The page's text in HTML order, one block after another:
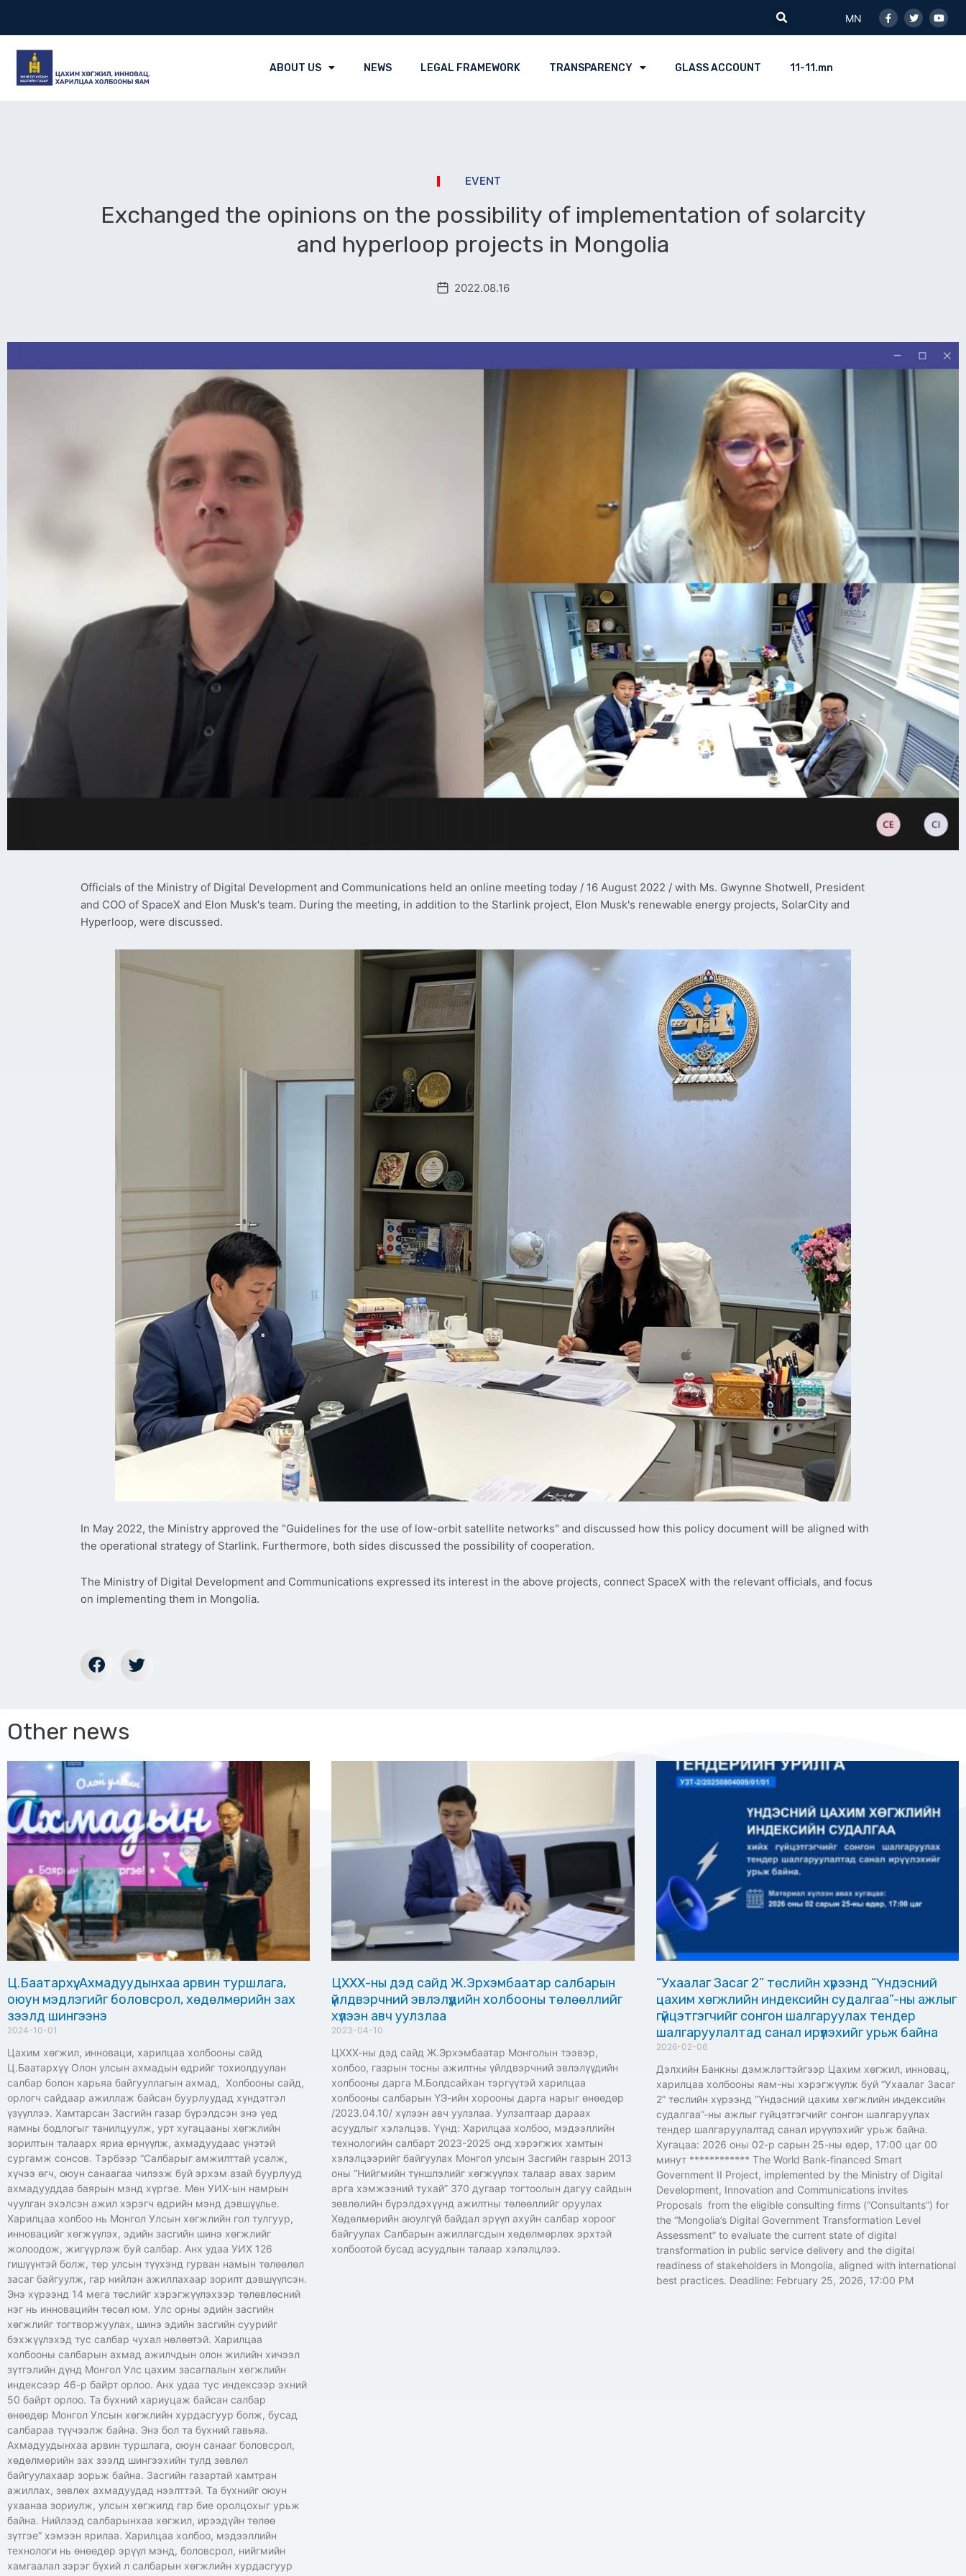
Search
MN
f
ABOUT US NEWS LEGAL FRAMEWORK TRANSPARENCY GLASS ACCOUNT 11-11.mn
EVENT
Exchanged the opinions on the possibility of implementation of solarcity
and hyperloop projects in Mongolia
2022.08.16
Officials of the Ministry of Digital Development and Communications held an online meeting today / 16 August 2022 / with Ms. Gwynne Shotwell, President
and COO of SpaceX and Elon Musk's team. During the meeting, in addition to the Starlink project, Elon Musk's renewable energy projects, SolarCity and
Hyperloop, were discussed.
In May 2022, the Ministry approved the "Guidelines for the use of low-orbit satellite networks" and discussed how this policy document will be aligned with
the operational strategy of Starlink. Furthermore, both sides discussed the possibility of cooperation.
The Ministry of Digital Development and Communications expressed its interest in the above projects, connect SpaceX with the relevant officials, and focus
on implementing them in Mongolia.
Other news
Ц.Баатархүү: Ахмадуудынхаа арвин туршлага,
оюун мэдлэгийг боловсрол, хөдөлмөрийн зах
зээлд шингээнэ
2024-10-01
Цахим хөгжил, инноваци, харилцаа холбооны сайд
Ц.Баатархүү Олон улсын ахмадын өдрийг тохиолдуулан
салбар болон харьяа байгууллагын ахмад, Холбооны сайд,
орлогч сайдаар ажиллаж байсан буурлуудад хүндэтгэл
үзүүллээ. Хамтарсан Засгийн газар бүрэлдсэн энэ үед
яамны бодлогыг танилцуулж, урт хугацааны хөгжлийн
зорилтын талаарх яриа өрнүүлж, ахмадуудаас үнэтэй
сургамж сонсов. Тэрбээр “Салбарыг амжилттай усалж,
хүчээ өгч, оюун санаагаа чилээж буй эрхэм азай буурлууд
ахмадууддаа баярын мэнд хүргэе. Мөн УИХ-ын намрын
чуулган эхэлсэн ажил хэрэгч өдрийн мэнд дэвшүүлье.
Харилцаа холбоо нь Монгол Улсын хөгжлийн гол тулгуур,
инновацийг хөгжүүлэх, эдийн засгийн шинэ хөгжлийг
жолоодож, жигүүрлэж буй салбар. Анх удаа УИХ 126
гишүүнтэй болж, төр улсын түүхэнд гурван намын төлөөлөл
засаг байгуулж, гар нийлэн ажиллахаар зорилт дэвшүүлсэн.
Энэ хүрээнд 14 мега төслийг хэрэгжүүлэхээр төлөвлөсний
нэг нь инновацийн төсөл юм. Улс орны эдийн засгийн
хөгжлийг тогтворжуулах, шинэ эдийн засгийн суурийг
бэхжүүлэхэд тус салбар чухал нөлөөтэй. Харилцаа
холбооны салбарын ахмад ажилчдын олон жилийн хичээл
зүтгэлийн дүнд Монгол Улс цахим засаглалын хөгжлийн
индексээр 46-р байрт орлоо. Анх удаа тус индексээр эхний
50 байрт орлоо. Та бүхний хариуцаж байсан салбар
өнөөдөр Монгол Улсын хөгжлийн хурдасгуур болж, бусад
салбараа түүчээлж байна. Энэ бол та бүхний гавьяа.
Ахмадуудынхаа арвин туршлага, оюун санааг боловсрол,
хөдөлмөрийн зах зээлд шингээхийн тулд зөвлөл
байгуулахаар зорьж байна. Засгийн газартай хамтран
ажиллах, зөвлөх ахмадуудад нээлттэй. Та бүхнийг оюун
ухаанаа зориулж, улсын хөгжилд гар бие оролцохыг урьж
байна. Нийлээд салбарынхаа хөгжил, ирээдүйн төлөө
зүтгэе” хэмээн ярилаа. Харилцаа холбоо, мэдээллийн
технологи нь өнөөдөр эрүүл мэнд, боловсрол, нийгмийн
хамгаалал зэрэг бүхий л салбарын хөгжлийн хурдасгуур
ЦХХХ-ны дэд сайд Ж.Эрхэмбаатар салбарын
үйлдвэрчний эвлэлүүдийн холбооны төлөөллийг
хүлээн авч уулзлаа
2023-04-10
ЦХХХ-ны дэд сайд Ж.Эрхэмбаатар Монголын тээвэр,
холбоо, газрын тосны ажилтны үйлдвэрчний эвлэлүүдийн
холбооны дарга М.Болдсайхан тэргүүтэй харилцаа
холбооны салбарын ҮЭ-ийн хорооны дарга нарыг өнөөдөр
/2023.04.10/ хүлээн авч уулзлаа. Уулзалтаар дараах
асуудлыг хэлэлцэв. Үүнд: Харилцаа холбоо, мэдээллийн
технологийн салбарт 2023-2025 онд хэрэгжих хамтын
хэлэлцээрийг байгуулах Монгол улсын Засгийн газрын 2013
оны “Нийгмийн түншлэлийг хөгжүүлэх талаар авах зарим
арга хэмжээний тухай” 370 дугаар тогтоолын дагуу сайдын
зөвлөлийн бүрэлдэхүүнд ажилтны төлөөллийг оруулах
Хөдөлмөрийн аюулгүй байдал эрүүл ахуйн салбар хороог
байгуулах Салбарын ажиллагсдын хөдөлмөрлөх эрхтэй
холбоотой бусад асуудлын талаар хэлэлцлээ.
“Ухаалаг Засаг 2” төслийн хүрээнд “Үндэсний
цахим хөгжлийн индексийн судалгаа”-ны ажлыг
гүйцэтгэгчийг сонгон шалгаруулах тендер
шалгаруулалтад санал ирүүлэхийг урьж байна
2026-02-06
Дэлхийн Банкны дэмжлэгтэйгээр Цахим хөгжил, инновац,
харилцаа холбооны яам-ны хэрэгжүүлж буй “Ухаалаг Засаг
2” төслийн хүрээнд “Үндэсний цахим хөгжлийн индексийн
судалгаа”-ны ажлыг гүйцэтгэгчийг сонгон шалгаруулах
тендер шалгаруулалтад санал ирүүлэхийг урьж байна.
Хугацаа: 2026 оны 02-р сарын 25-ны өдөр, 17:00 цаг 00
минут ************ The World Bank-financed Smart
Government II Project, implemented by the Ministry of Digital
Development, Innovation and Communications invites
Proposals from the eligible consulting firms (“Consultants”) for
the “Mongolia’s Digital Government Transformation Level
Assessment” to evaluate the current state of digital
transformation in public service delivery and the digital
readiness of stakeholders in Mongolia, aligned with international
best practices. Deadline: February 25, 2026, 17:00 PM